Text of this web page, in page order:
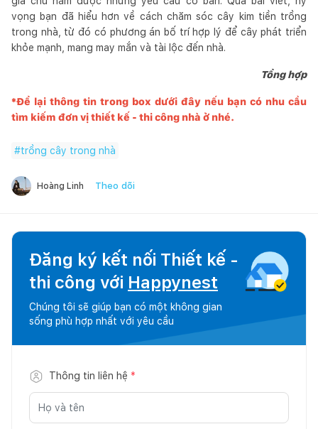
vọng bạn đã hiểu hơn về cách chăm sóc cây kim tiền trồng
trong nhà, từ đó có phương án bố trí hợp lý để cây phát triển
khỏe mạnh, mang may mắn và tài lộc đến nhà.
Tổng hợp
*Để lại thông tin trong box dưới đây nếu bạn có nhu cầu
tìm kiếm đơn vị thiết kế - thi công nhà ở nhé.
#trồng cây trong nhà
Hoàng Linh Theo dõi
Đăng ký kết nối Thiết kế -
thi công với Happynest
Chúng tôi sẽ giúp bạn có một không gian
sống phù hợp nhất với yêu cầu
Thông tin liên hệ *